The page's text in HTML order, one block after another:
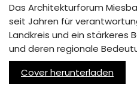
Das Architekturforum
seit Jahren für
Landkreis und ein stärkeres
und deren regionale
Cover herunterladen